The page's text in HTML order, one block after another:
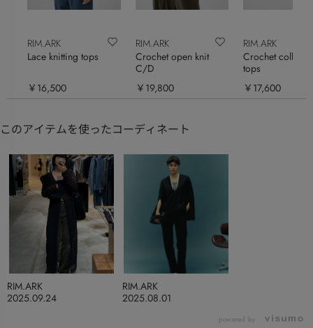
RIM.ARK
Lace knitting tops
￥16,500
RIM.ARK
Crochet open knit
C/D
￥19,800
RIM.ARK
Crochet collar
tops
￥17,600
このアイテムを使ったコーディネート
2025.09.24
RIM.ARK
2025.08.01
RIM.ARK
powered by